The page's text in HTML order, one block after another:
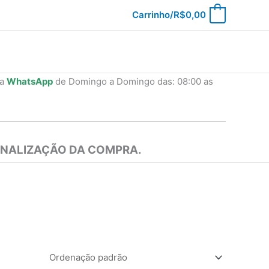
Carrinho/R$0,00
WhatsAppde Domingo a Domingo das: 08:00 as
DA COMPRA.